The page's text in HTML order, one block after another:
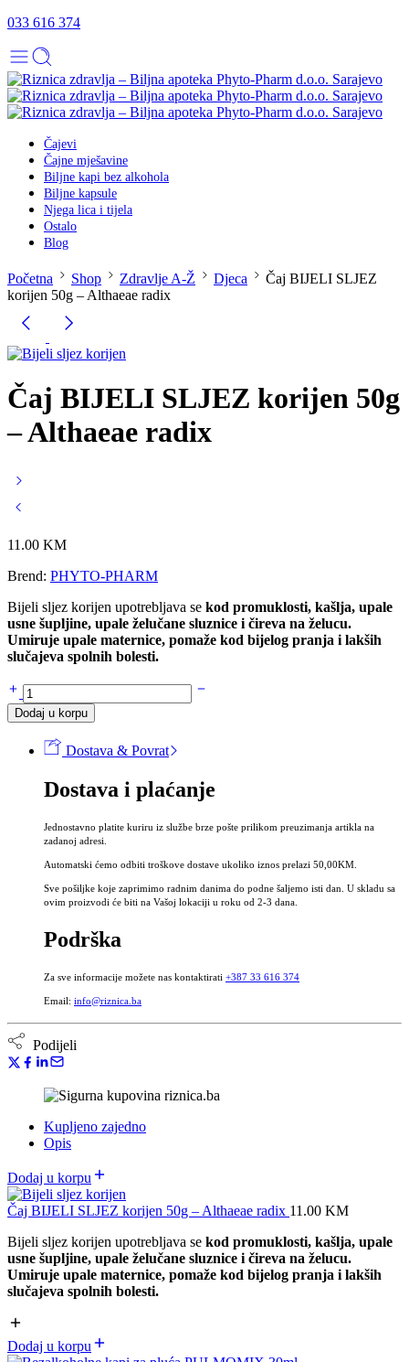
033 616 374
Čajevi
Čajne mješavine
Biljne kapi bez alkohola
Biljne kapsule
Njega lica i tijela
Ostalo
Blog
Početna Shop Zdravlje A-Ž Djeca
Čaj BIJELI SLJEZ
korijen 50g – Althaeae radix
Čaj BIJELI SLJEZ korijen 50g
– Althaeae radix
11.00 KM
Brend: PHYTO-PHARM
Bijeli sljez korijen upotrebljava se kod promuklosti, kašlja, upale
usne šupljine, upale želučane sluznice i čireva na želucu.
Umiruje upale maternice, pomaže kod bijelog pranja i lakših
slučajeva spolnih bolesti.
Čaj
BIJELI
SLJEZ
Althaeae
Dodaj u korpu
Dostava & Povrat
Dostava i plaćanje
Jednostavno platite kuriru iz službe brze pošte prilikom preuzimanja artikla na
zadanoj adresi.
Automatski ćemo odbiti troškove dostave ukoliko iznos prelazi 50,00KM.
Sve pošiljke koje zaprimimo radnim danima do podne šaljemo isti dan. U skladu sa
ovim proizvodi će biti na Vašoj lokaciji u roku od 2-3 dana.
Podrška
Za sve informacije možete nas kontaktirati +387 33 616 374
Email: info@riznica.ba
Podijeli
Kupljeno zajedno
Opis
Dodaj u korpu
Čaj BIJELI SLJEZ korijen 50g – Althaeae radix 11.00 KM
Bijeli sljez korijen upotrebljava se kod promuklosti, kašlja, upale
usne šupljine, upale želučane sluznice i čireva na želucu.
Umiruje upale maternice, pomaže kod bijelog pranja i lakših
slučajeva spolnih bolesti.
Dodaj u korpu